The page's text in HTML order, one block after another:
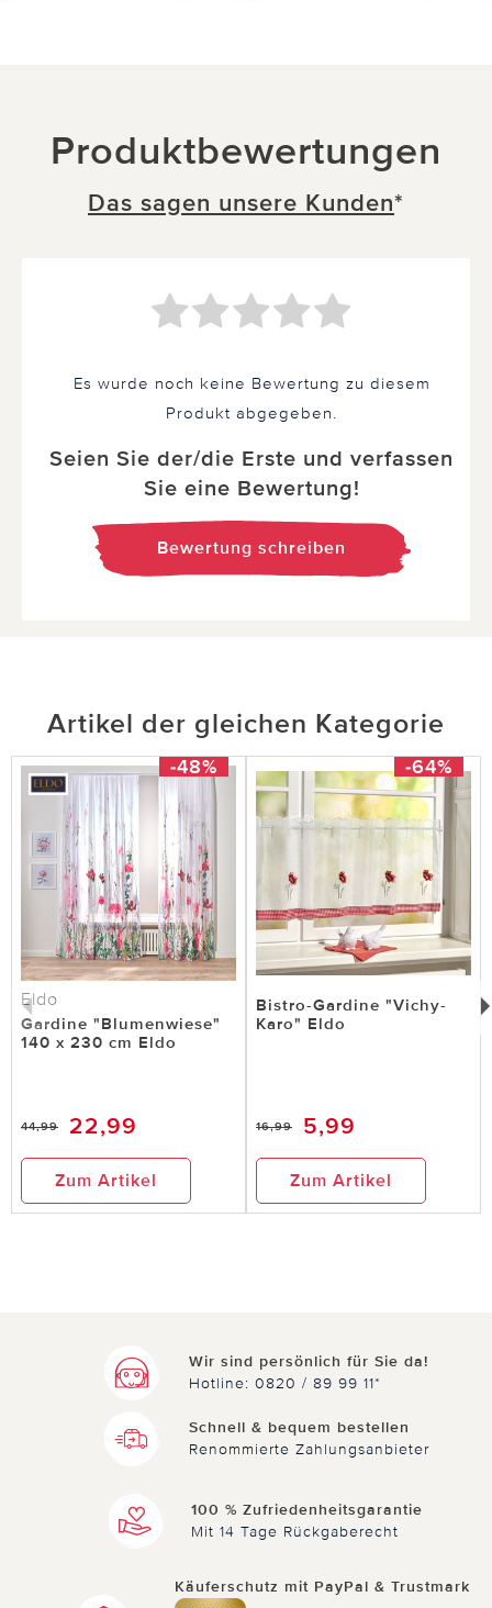
Produktbewertungen
Das sagen unsere Kunden*
Es wurde noch keine Bewertung zu diesem
Produkt abgegeben.
Seien Sie der/die Erste und verfassen
Sie eine Bewertung!
Bewertung schreiben
Artikel der gleichen Kategorie
-48%
Eldo
Gardine "Blumenwiese"
140 x 230 cm Eldo
44,99 22,99
Zum Artikel
-64%
Bistro-Gardine "Vichy-
Karo" Eldo
16,99 5,99
Zum Artikel
Wir sind persönlich für Sie da!
Hotline: 0820 / 89 99 11*
Schnell & bequem bestellen
Renommierte Zahlungsanbieter
100 % Zufriedenheitsgarantie
Mit 14 Tage Rückgaberecht
Käuferschutz mit PayPal & Trustmark